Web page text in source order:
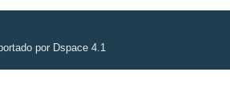
por Dspace 4.1